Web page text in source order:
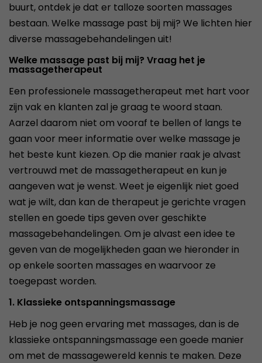
buurt, ontdek je dat er talloze soorten massages
bestaan. Welke massage past bij mij? We lichten hier
diverse massagebehandelingen uit!
Welke massage past bij mij? Vraag het je
massagetherapeut
Een professionele massagetherapeut met hart voor
zijn vak en klanten zal je graag te woord staan.
Aarzel daarom niet om vooraf te bellen of langs te
gaan voor meer informatie over welke massage je
het beste kunt kiezen. Op die manier raak je alvast
vertrouwd met de massagetherapeut en kun je
aangeven wat je wenst. Weet je eigenlijk niet goed
wat je wilt, dan kan de therapeut je gerichte vragen
stellen en goede tips geven over geschikte
massagebehandelingen. Om je alvast een idee te
geven van de mogelijkheden gaan we hieronder in
op enkele soorten massages en waarvoor ze
toegepast worden.
1. Klassieke ontspanningsmassage
Heb je nog geen ervaring met massages, dan is de
klassieke ontspanningsmassage een goede manier
om met de massagewereld kennis te maken. Deze